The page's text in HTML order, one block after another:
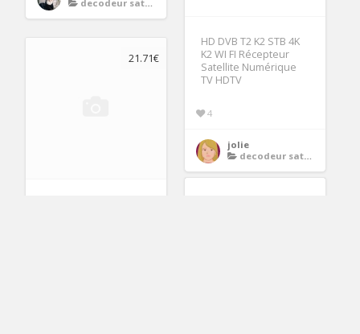
decodeur satellite 4k
HD DVB T2 K2 STB 4K
K2 WI FI Récepteur
Satellite Numérique
TV HDTV
4
jolie
decodeur satellite 4k
21.71€